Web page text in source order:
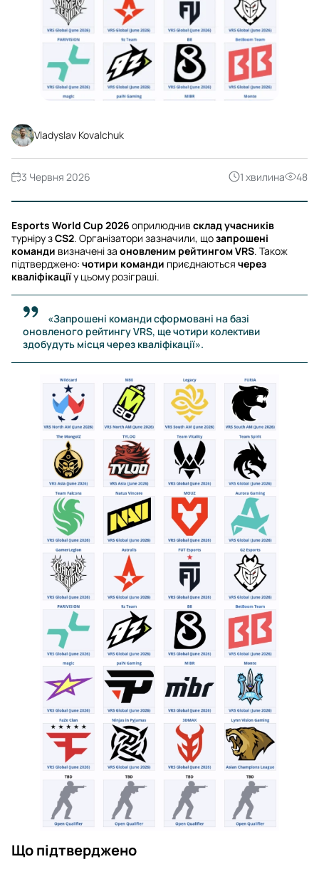
Vladyslav Kovalchuk
1 хвилина 48
3 Червня 2026
Esports World Cup 2026 оприлюднив склад учасників
турніру зCS2. Організатори зазначили, щозапрошені
команди визначені за оновленим рейтингом VRS. Також
підтверджено: чотири команди приєднаються через
кваліфікаціїу цьому розіграші.
«Запрошені команди сформовані на базі
оновленого рейтингу VRS, ще чотири колективи
здобудуть місця через кваліфікації».
Що підтверджено